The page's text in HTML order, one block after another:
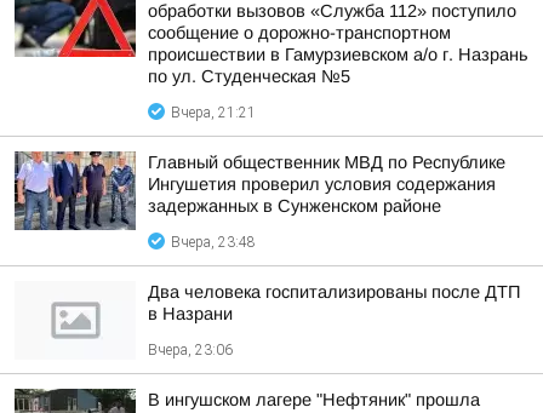
обработки вызовов «Служба 112» поступило
сообщение о дорожно-транспортном
происшествии в Гамурзиевском а/о г. Назрань
по ул. Студенческая №5
Вчера, 21:21
Главный общественник МВД по Республике
Ингушетия проверил условия содержания
задержанных в Сунженском районе
Вчера, 23:48
Два человека госпитализированы после ДТП
в Назрани
Вчера, 23:06
В ингушском лагере "Нефтяник" прошла